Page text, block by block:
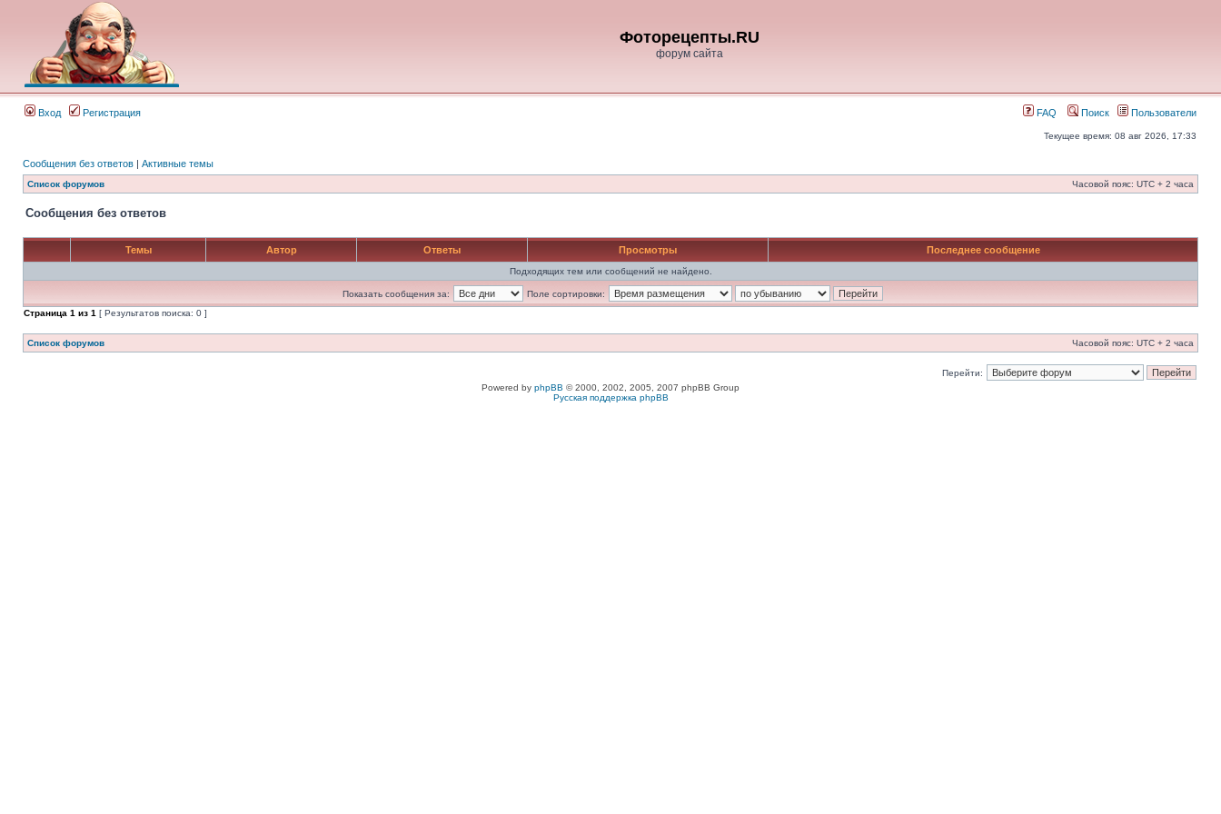
Фоторецепты.RU
форум сайта
Вход Регистрация FAQ Поиск Пользователи
Текущее время: 08 авг 2026, 17:33
Сообщения без ответов | Активные темы
Список форумов Часовой пояс: UTC + 2 часа
Сообщения без ответов
Темы Автор Ответы Просмотры Последнее сообщение
Подходящих тем или сообщений не найдено.
Показать сообщения за:
Поле сортировки:
Страница 1 из 1 [ Результатов поиска: 0 ]
Список форумов Часовой пояс: UTC + 2 часа
Перейти:
Powered by phpBB © 2000, 2002, 2005, 2007 phpBB Group
Русская поддержка phpBB